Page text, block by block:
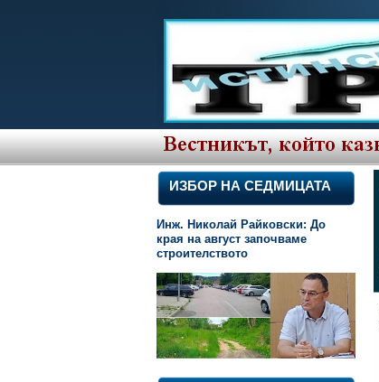
ИЗБОР НА СЕДМИЦАТА
Инж. Николай Райковски: До
края на август започваме
строителството